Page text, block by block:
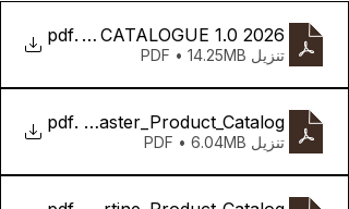
2026 MASO LIGHTING CATALOGUE 1.0
.pdf
تنزيل PDF • 14.25MB
Maso_Alabaster_Product_Catalog
.pdf
تنزيل PDF • 6.04MB